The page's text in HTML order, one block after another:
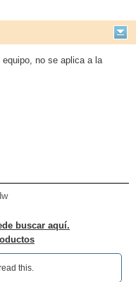
no se aplica a la
buscar aquí.
this.‎